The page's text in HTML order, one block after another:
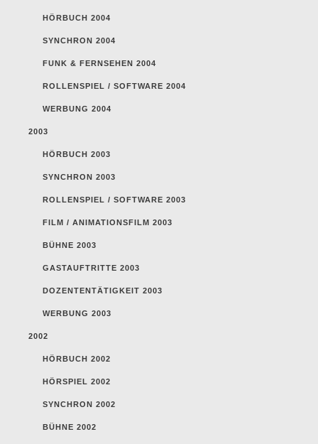
HÖRBUCH 2004
SYNCHRON 2004
FUNK & FERNSEHEN 2004
ROLLENSPIEL / SOFTWARE 2004
WERBUNG 2004
2003
HÖRBUCH 2003
SYNCHRON 2003
ROLLENSPIEL / SOFTWARE 2003
FILM / ANIMATIONSFILM 2003
BÜHNE 2003
GASTAUFTRITTE 2003
DOZENTENTÄTIGKEIT 2003
WERBUNG 2003
2002
HÖRBUCH 2002
HÖRSPIEL 2002
SYNCHRON 2002
BÜHNE 2002